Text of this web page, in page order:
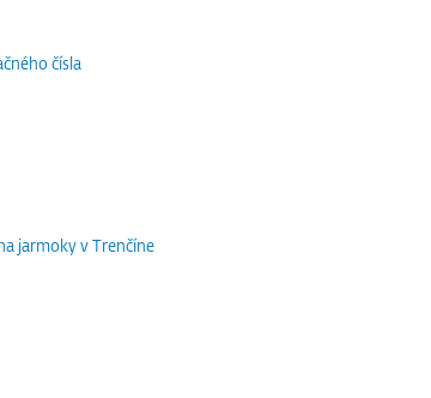
čísla
jarmoky v Trenčíne